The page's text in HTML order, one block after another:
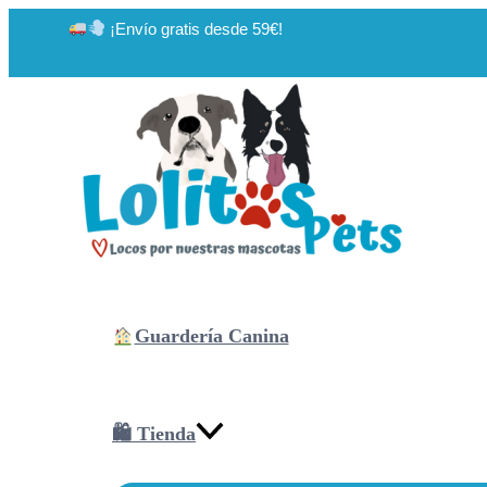
¡Envío gratis desde 59€!
Guardería Canina
🛍 Tienda